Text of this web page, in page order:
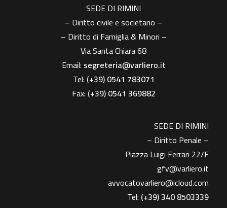
SEDE DI RIMINI
– Diritto civile e societario –
– Diritto di Famiglia & Minori –
Via Santa Chiara 68
Email: segreteria@varliero.it
Tel: (+39) 0541 783071
Fax: (+39)0541 369882
SEDE DI RIMINI
– Diritto Penale –
Piazza Luigi Ferrari 22/F
gfv@varliero.it
avvocatovarliero@icloud.com
Tel: (+39) 340 8503339